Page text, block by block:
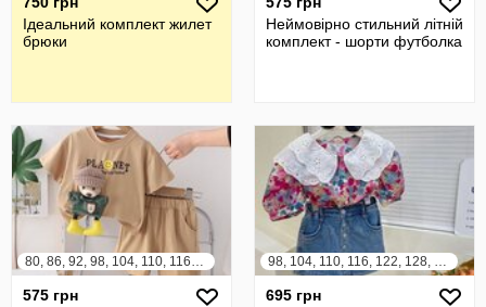
Ідеальний комплект жилет
брюки
Неймовірно стильний літній
комплект - шорти футболка
80, 86, 92, 98, 104, 110, 116, 122
575 грн
98, 104, 110, 116, 122, 128, 134, 140
695 грн